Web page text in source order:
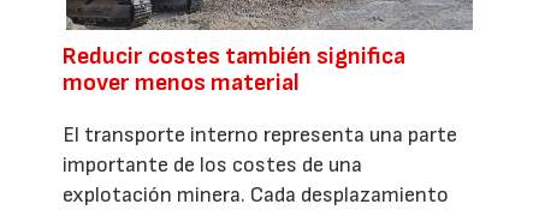
Reducir costes también significa
mover menos material
El transporte interno representa una parte
importante de los costes de una
explotación minera. Cada desplazamiento